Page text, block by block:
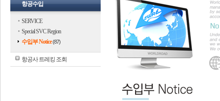
항공수입
SERVICE
Special SVC Region
수입부 Notice(87)
항공사 트레킹 조회